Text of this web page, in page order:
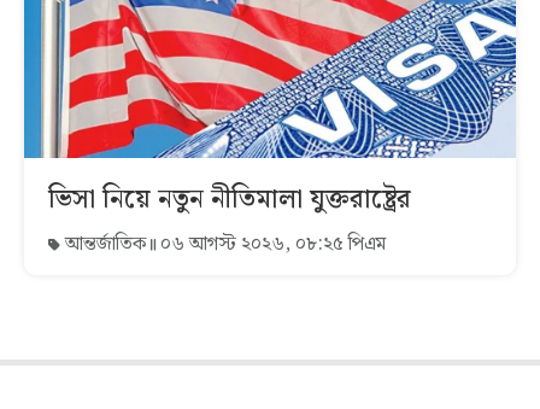
ভিসা নিয়ে নতুন নীতিমালা যুক্তরাষ্ট্রের
আন্তর্জাতিক ০৬ আগস্ট ২০২৬, ০৮:২৫ পিএম